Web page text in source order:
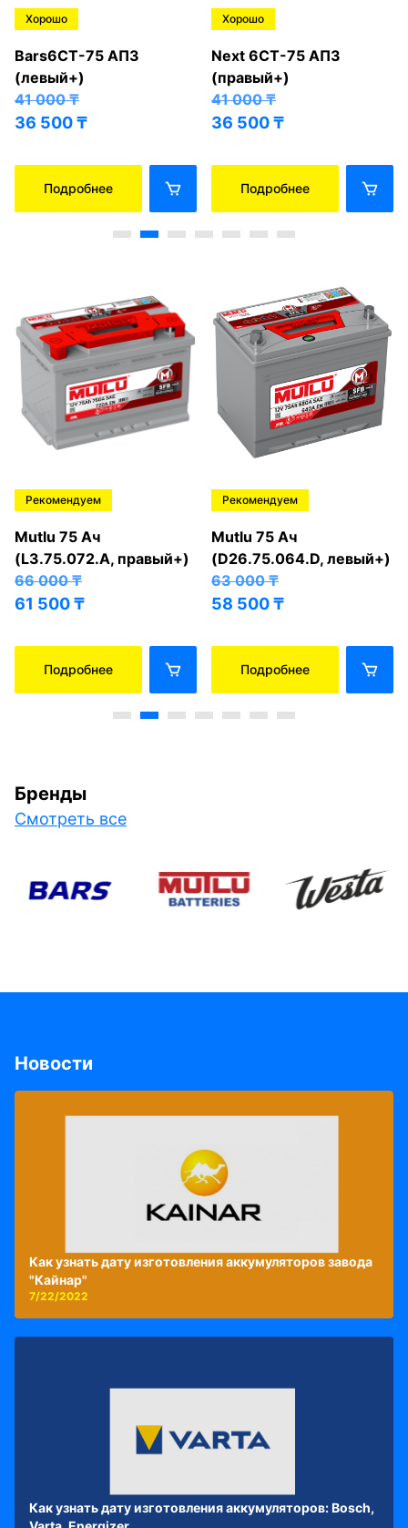
Хорошо
Bars6СТ-75 АПЗ
(левый+)
41 000₸
36 500₸
Подробнее
Хорошо
Next 6СТ-75 АПЗ
(правый+)
41 000₸
36 500₸
Подробнее
Рекомендуем
Mutlu 75 Ач
(L3.75.072.A, правый+)
66 000₸
61 500₸
Подробнее
Рекомендуем
Mutlu 75 Ач
(D26.75.064.D, левый+)
63 000₸
58 500₸
Подробнее
Бренды
Смотреть все
Новости
Как узнать дату изготовления аккумуляторов завода
"Кайнар"
7/22/2022
Как узнать дату изготовления аккумуляторов: Bosch,